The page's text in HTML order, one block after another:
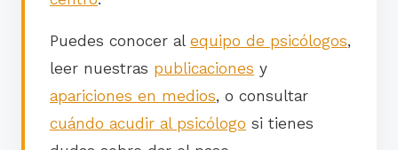
Puedes conocer al equipo de psicólogos,
leer nuestras publicaciones y
apariciones en medios, o consultar
cuándo acudir al psicólogo si tienes